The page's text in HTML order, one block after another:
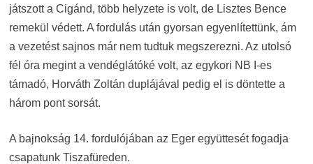
játszott a Cigánd, több helyzete is volt, de Lisztes Bence
remekül védett. A fordulás után gyorsan egyenlítettünk, ám
a vezetést sajnos már nem tudtuk megszerezni. Az utolsó
fél óra megint a vendéglátóké volt, az egykori NB I-es
támadó, Horváth Zoltán duplájával pedig el is döntette a
három pont sorsát.
A bajnokság 14. fordulójában az Eger együttesét fogadja
csapatunk Tiszafüreden.